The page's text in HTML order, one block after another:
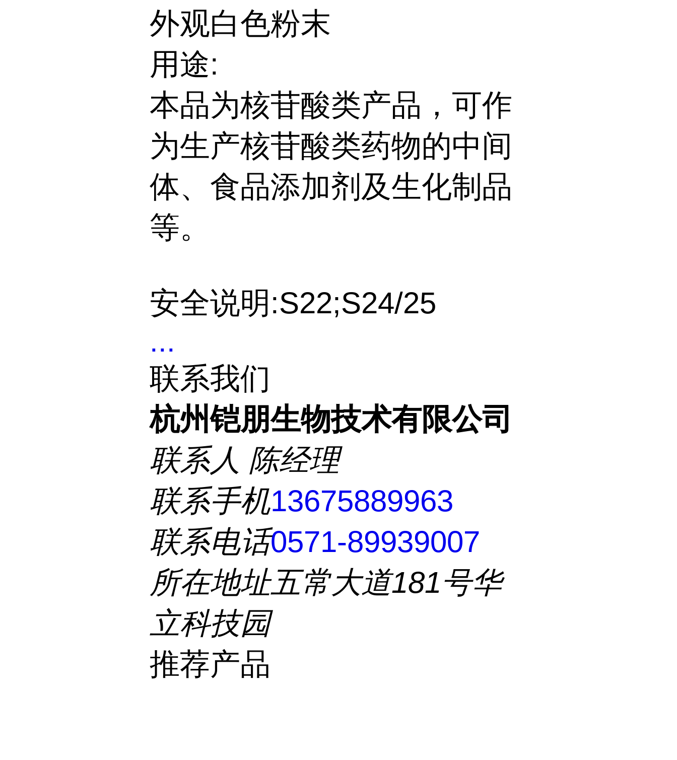
外观白色粉末
用途:
本品为核苷酸类产品，可作
为生产核苷酸类药物的中间
体、食品添加剂及生化制品
等。
安全说明:S22;S24/25
...
联系我们
杭州铠朋生物技术有限公司
联系人 陈经理
联系手机13675889963
联系电话0571-89939007
所在地址五常大道181号华
立科技园
推荐产品